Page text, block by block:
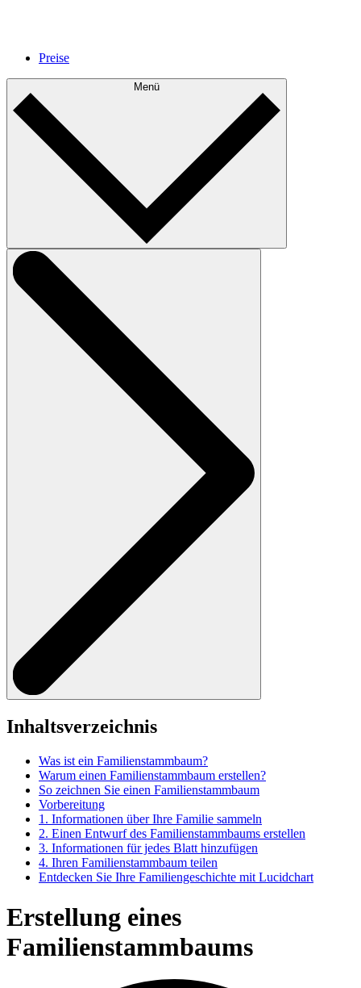
Preise
Menü
Inhaltsverzeichnis
Was ist ein Familienstammbaum?
Warum einen Familienstammbaum erstellen?
So zeichnen Sie einen Familienstammbaum
Vorbereitung
1. Informationen über Ihre Familie sammeln
2. Einen Entwurf des Familienstammbaums erstellen
3. Informationen für jedes Blatt hinzufügen
4. Ihren Familienstammbaum teilen
Entdecken Sie Ihre Familiengeschichte mit Lucidchart
Erstellung eines
Familienstammbaums